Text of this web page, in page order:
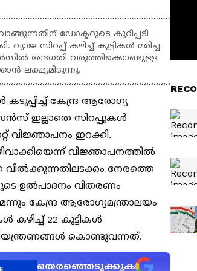
ഡോക്ടറുടെ കുറിപ്പടി
സിറപ്പ് കഴിച്ച് കുട്ടികൾ മരിച്ച
ഭേദഗതി വരുത്തിക്കൊണ്ടുള്ള
ലക്ഷ്യമിടുന്നു.
കടുപ്പിച്ച് കേന്ദ്ര ആരോ​ഗ്യ
ഇല്ലാതെ സിറപ്പുകൾ
വിജ്ഞാപനം ഇറക്കി.
വിജ്ഞാപനത്തിൽ
വിൽക്കുന്നതിലടക്കം നേരത്തെ
ഉൽപാദനം വിതരണം
കേന്ദ്ര ആരോഗ്യമന്ത്രാലയം
22 കുട്ടികൾ
കൊണ്ടുവന്നത്.
തെരഞ്ഞെടുക്കുക